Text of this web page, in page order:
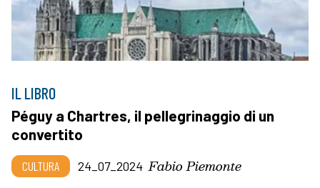
IL LIBRO
Péguy a Chartres, il pellegrinaggio di un
convertito
CULTURA 24_07_2024 Fabio Piemonte